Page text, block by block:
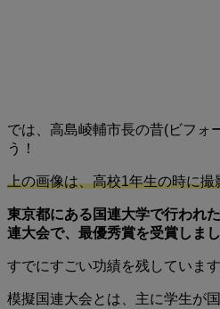
では、高島崚輔市長の昔(ビフォ
う！
上の画像は、高校1年生の時に撮
東京都にある国連大学で行われ
連大会で、最優秀賞を受賞しまし
すでにすごい功績を残しています
模擬国連大会とは、主に学生が